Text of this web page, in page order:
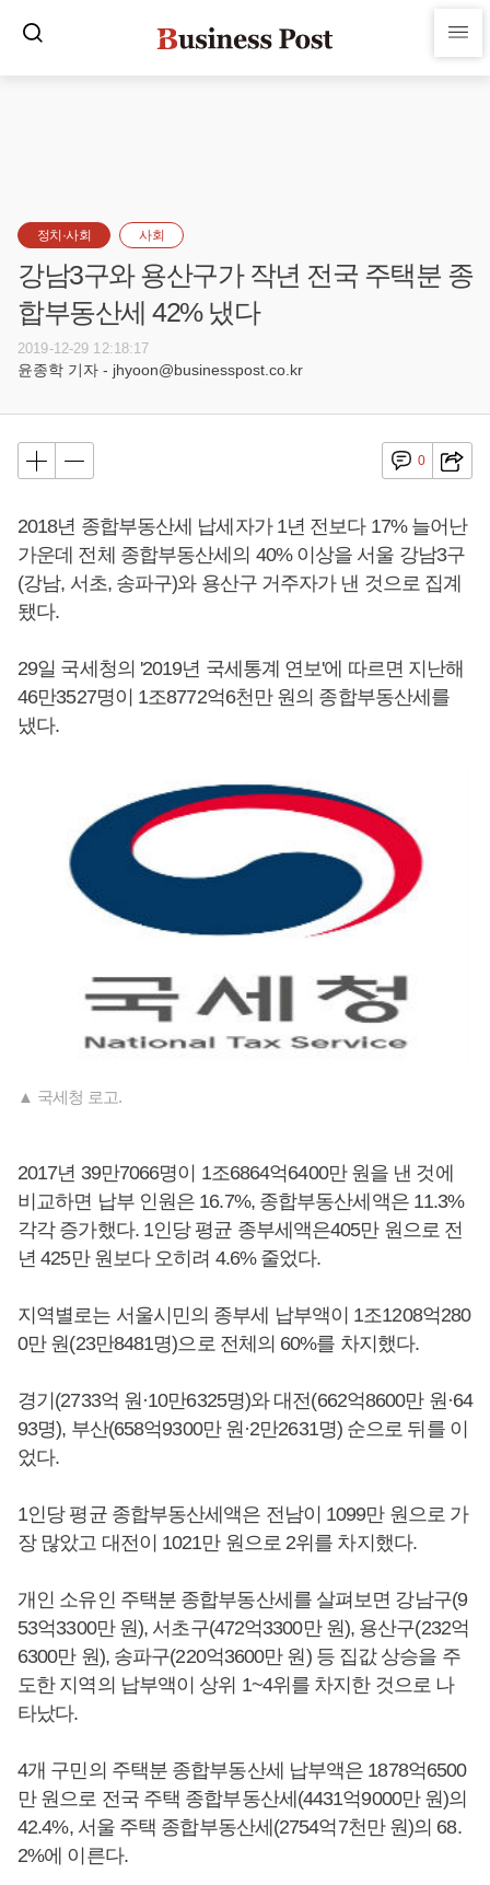
정치·사회 사회
강남3구와 용산구가 작년 전국 주택분 종
합부동산세 42% 냈다
2019-12-29 12:18:17
윤종학 기자 - jhyoon@businesspost.co.kr
0
2018년 종합부동산세 납세자가 1년 전보다 17% 늘어난
가운데 전체 종합부동산세의 40% 이상을 서울 강남3구
(강남, 서초, 송파구)와 용산구 거주자가 낸 것으로 집계
됐다.
29일 국세청의 '2019년 국세통계 연보'에 따르면 지난해
46만3527명이 1조8772억6천만 원의 종합부동산세를
냈다.
▲ 국세청 로고.
2017년 39만7066명이 1조6864억6400만 원을 낸 것에
비교하면 납부 인원은 16.7%, 종합부동산세액은 11.3%
각각 증가했다. 1인당 평균 종부세액은405만 원으로 전
년 425만 원보다 오히려 4.6% 줄었다.
지역별로는 서울시민의 종부세 납부액이 1조1208억280
0만 원(23만8481명)으로 전체의 60%를 차지했다.
경기(2733억 원·10만6325명)와 대전(662억8600만 원·64
93명), 부산(658억9300만 원·2만2631명) 순으로 뒤를 이
었다.
1인당 평균 종합부동산세액은 전남이 1099만 원으로 가
장 많았고 대전이 1021만 원으로 2위를 차지했다.
개인 소유인 주택분 종합부동산세를 살펴보면 강남구(9
53억3300만 원), 서초구(472억3300만 원), 용산구(232억
6300만 원), 송파구(220억3600만 원) 등 집값 상승을 주
도한 지역의 납부액이 상위 1~4위를 차지한 것으로 나
타났다.
4개 구민의 주택분 종합부동산세 납부액은 1878억6500
만 원으로 전국 주택 종합부동산세(4431억9000만 원)의
42.4%, 서울 주택 종합부동산세(2754억7천만 원)의 68.
2%에 이른다.